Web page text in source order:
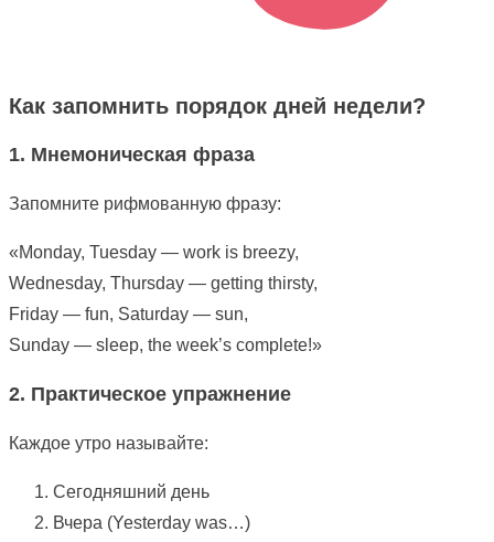
Как запомнить порядок дней недели?
1. Мнемоническая фраза
Запомните рифмованную фразу:
«Monday, Tuesday — work is breezy,
Wednesday, Thursday — getting thirsty,
Friday — fun, Saturday — sun,
Sunday — sleep, the week’s complete!»
2. Практическое упражнение
Каждое утро называйте:
Сегодняшний день
Вчера (Yesterday was…)